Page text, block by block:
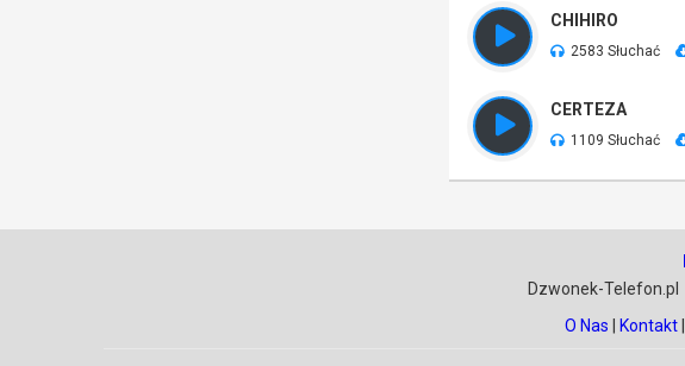
CHIHIRO
2583 Słuchać
CERTEZA
1109 Słuchać
Dzwonek-Telefon.pl
O Nas
Kontakt|